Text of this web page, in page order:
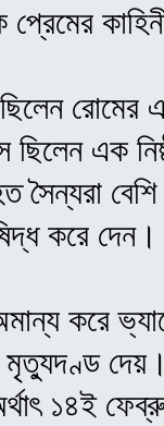
ছিলেন
ছিলেন এক
সৈন্যরা
করে দেন।
করে
১৪ই